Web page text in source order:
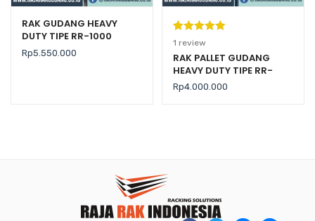
RAK GUDANG HEAVY
DUTY TIPE RR-1000
Rp5.550.000
Peringkat
5.00dari 5
berdasarka
n
1
penilaian
1 review
RAK PALLET GUDANG
HEAVY DUTY TIPE RR-
2000 KAPASITAS 2 TON /
LEVEL
Rp4.000.000